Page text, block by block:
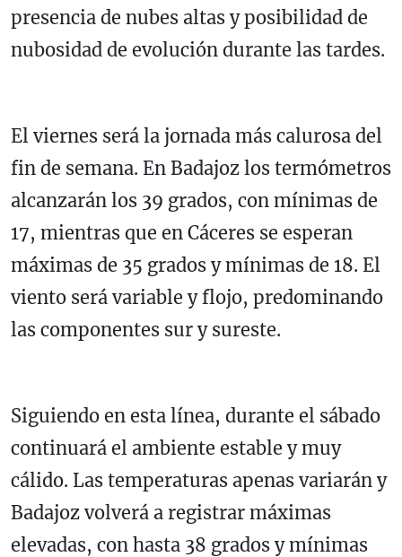
presencia de nubes altas y posibilidad de
nubosidad de evolución durante las tardes.
El viernes será la jornada más calurosa del
fin de semana. En Badajoz los termómetros
alcanzarán los 39 grados, con mínimas de
17, mientras que en Cáceres se esperan
máximas de 35 grados y mínimas de 18. El
viento será variable y flojo, predominando
las componentes sur y sureste.
Siguiendo en esta línea, durante el sábado
continuará el ambiente estable y muy
cálido. Las temperaturas apenas variarán y
Badajoz volverá a registrar máximas
elevadas, con hasta 38 grados y mínimas